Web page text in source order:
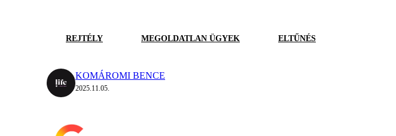
REJTÉLY MEGOLDATLAN ÜGYEK ELTŰNÉS
KOMÁROMI BENCE
2025.11.05.